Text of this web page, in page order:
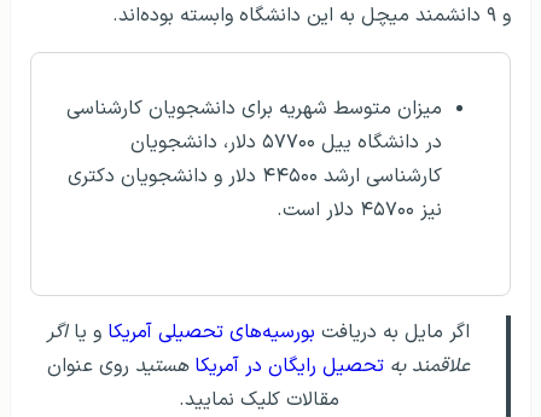
و ۹ دانشمند میچل به این دانشگاه وابسته بوده‌اند.
میزان متوسط شهریه برای دانشجویان کارشناسی
در دانشگاه ییل ۵۷۷۰۰ دلار، دانشجویان
کارشناسی ارشد ۴۴۵۰۰ دلار و دانشجویان دکتری
نیز ۴۵۷۰۰ دلار است.
اگر مایل به دریافت بورسیه‌های تحصیلی آمریکا و یااگر
علاقمند به تحصیل رایگان در آمریکا هستید روی عنوان
مقالات کلیک نمایید.